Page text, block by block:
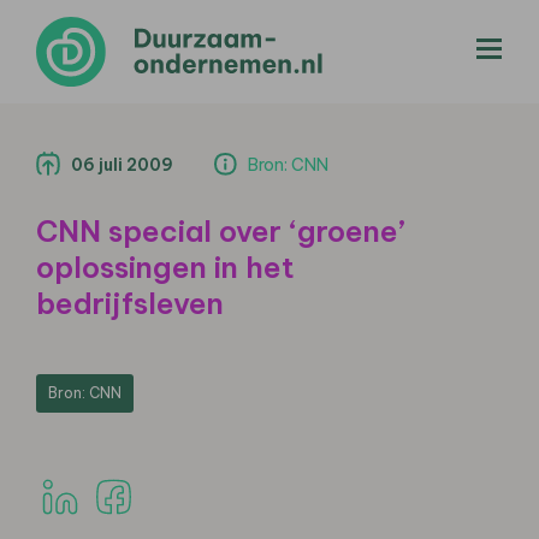
06 juli 2009 Bron: CNN
CNN special over ‘groene’
oplossingen in het
bedrijfsleven
Bron: CNN